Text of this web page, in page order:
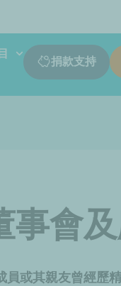
捐款支持
事會
或其親友曾經歷